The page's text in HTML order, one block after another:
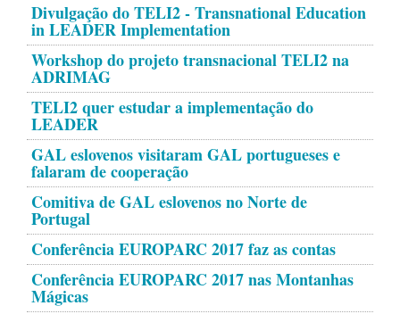
Divulgação do TELI2 - Transnational Education
in LEADER Implementation
Workshop do projeto transnacional TELI2 na
ADRIMAG
TELI2 quer estudar a implementação do
LEADER
GAL eslovenos visitaram GAL portugueses e
falaram de cooperação
Comitiva de GAL eslovenos no Norte de
Portugal
Conferência EUROPARC 2017 faz as contas
Conferência EUROPARC 2017 nas Montanhas
Mágicas